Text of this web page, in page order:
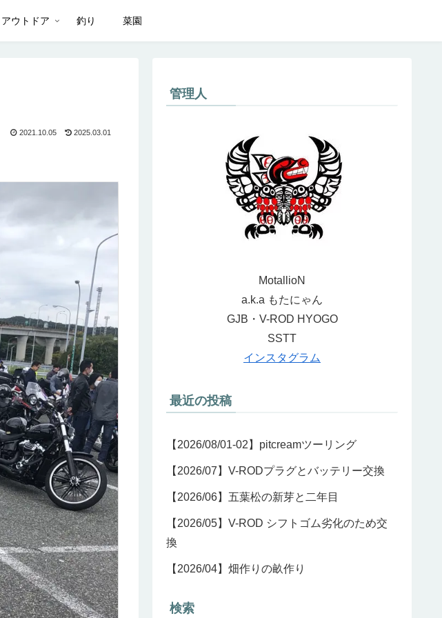
アウトドア 釣り 菜園
2021.10.05 2025.03.01
管理人
MotallioN
a.k.a もたにゃん
GJB・V-ROD HYOGO
SSTT
インスタグラム
最近の投稿
【2026/08/01-02】pitcreamツーリング
【2026/07】V-RODプラグとバッテリー交換
【2026/06】五葉松の新芽と二年目
【2026/05】V-ROD シフトゴム劣化のため交
換
【2026/04】畑作りの畝作り
検索